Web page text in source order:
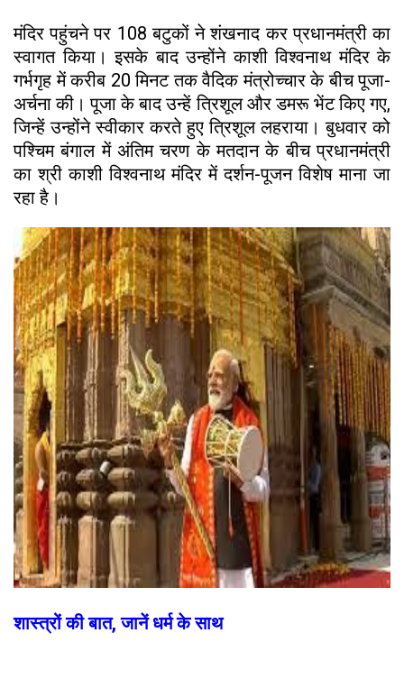
मंदिर पहुंचने पर 108 बटुकों ने शंखनाद कर प्रधानमंत्री का
स्वागत किया। इसके बाद उन्होंने काशी विश्वनाथ मंदिर के
गर्भगृह में करीब 20 मिनट तक वैदिक मंत्रोच्चार के बीच पूजा-
अर्चना की। पूजा के बाद उन्हें त्रिशूल और डमरू भेंट किए गए,
जिन्हें उन्होंने स्वीकार करते हुए त्रिशूल लहराया। बुधवार को
पश्चिम बंगाल में अंतिम चरण के मतदान के बीच प्रधानमंत्री
का श्री काशी विश्वनाथ मंदिर में दर्शन-पूजन विशेष माना जा
रहा है।
शास्त्रों की बात, जानें धर्म के साथ